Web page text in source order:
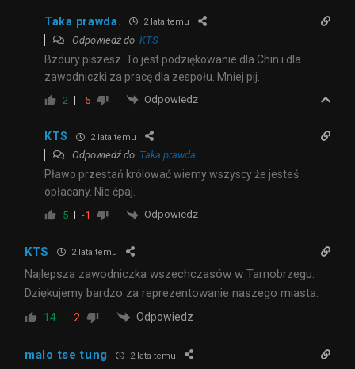
Taka prawda. 2 lata temu
Odpowiedź do KTS
Bzdury piszesz. To jest podziękowanie dla Chin i dla
zawodniczki za pracę dla zespołu. Mniej pij.
2 -5 Odpowiedz
KTS 2 lata temu
Odpowiedź do Taka prawda.
Pławo przestań królować wiemy wszyscy że jesteś
opłacany. Nie ćpaj.
5 -1 Odpowiedz
KTS 2 lata temu
Najlepsza zawodniczka wszechczasów w Tarnobrzegu.
Dziękujemy bardzo za reprezentowanie naszego miasta.
14 -2 Odpowiedz
malo tse tung 2 lata temu